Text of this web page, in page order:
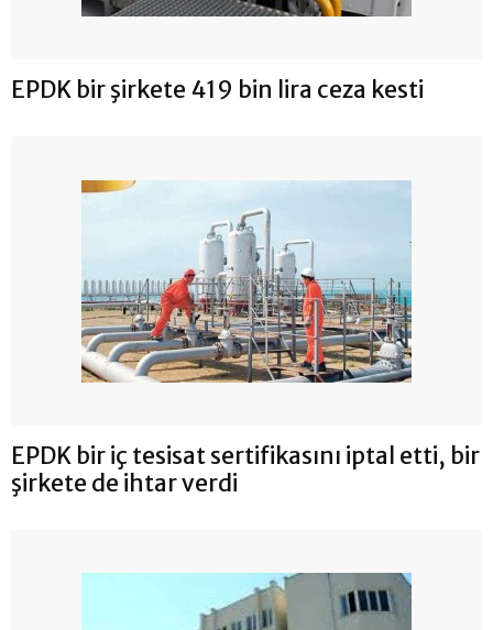
EPDK bir şirkete 419 bin lira ceza kesti
EPDK bir iç tesisat sertifikasını iptal etti, bir
şirkete de ihtar verdi